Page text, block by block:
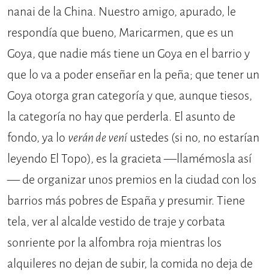
nanai de la China. Nuestro amigo, apurado, le
respondía que bueno, Maricarmen, que es un
Goya, que nadie más tiene un Goya en el barrio y
que lo va a poder enseñar en la peña; que tener un
Goya otorga gran categoría y que, aunque tiesos,
la categoría no hay que perderla. El asunto de
fondo, ya lo verán de veníustedes (si no, no estarían
leyendo El Topo), es la gracieta —llamémosla así
— de organizar unos premios en la ciudad con los
barrios más pobres de España y presumir. Tiene
tela, ver al alcalde vestido de traje y corbata
sonriente por la alfombra roja mientras los
alquileres no dejan de subir, la comida no deja de